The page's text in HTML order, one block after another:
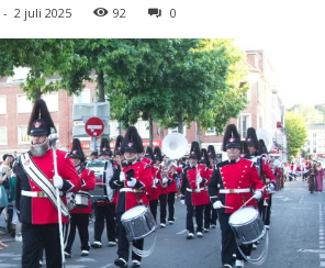
- 2 juli 2025 92 0